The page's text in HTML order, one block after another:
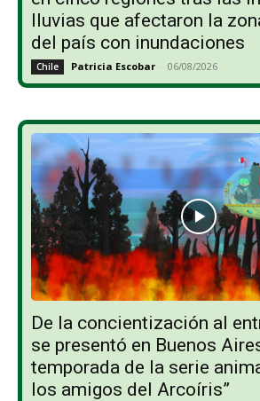
lluvias que afectaron la
del país con inundaciones
Chile Patricia Escobar - 06/08/2026
De la concientización al
se presentó en Buenos
temporada de la serie
los amigos del Arcoíris”